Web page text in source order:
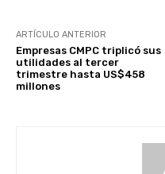
ARTÍCULO ANTERIOR
Empresas CMPC triplicó sus
utilidades al tercer
trimestre hasta US$458
millones